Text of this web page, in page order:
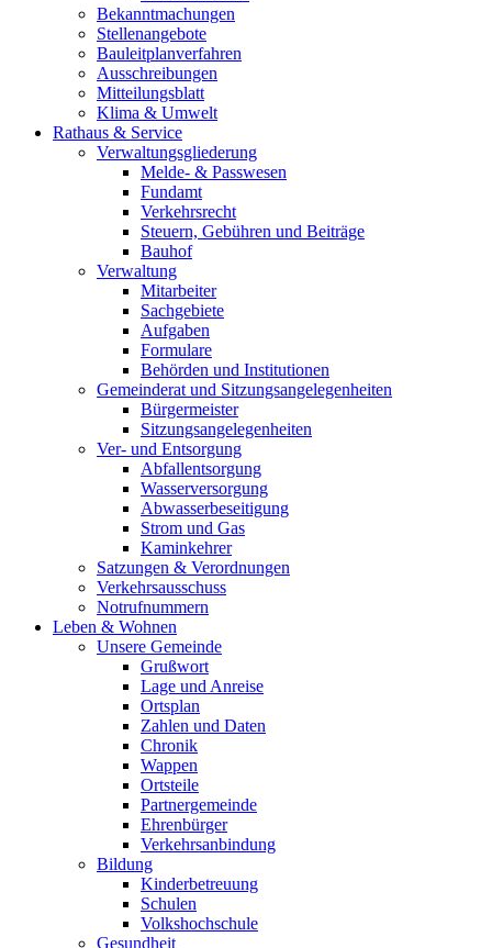
Bekanntmachungen
Stellenangebote
Bauleitplanverfahren
Ausschreibungen
Mitteilungsblatt
Klima & Umwelt
Rathaus & Service
Verwaltungsgliederung
Melde- & Passwesen
Fundamt
Verkehrsrecht
Steuern, Gebühren und Beiträge
Bauhof
Verwaltung
Mitarbeiter
Sachgebiete
Aufgaben
Formulare
Behörden und Institutionen
Gemeinderat und Sitzungsangelegenheiten
Bürgermeister
Sitzungsangelegenheiten
Ver- und Entsorgung
Abfallentsorgung
Wasserversorgung
Abwasserbeseitigung
Strom und Gas
Kaminkehrer
Satzungen & Verordnungen
Verkehrsausschuss
Notrufnummern
Leben & Wohnen
Unsere Gemeinde
Grußwort
Lage und Anreise
Ortsplan
Zahlen und Daten
Chronik
Wappen
Ortsteile
Partnergemeinde
Ehrenbürger
Verkehrsanbindung
Bildung
Kinderbetreuung
Schulen
Volkshochschule
Gesundheit